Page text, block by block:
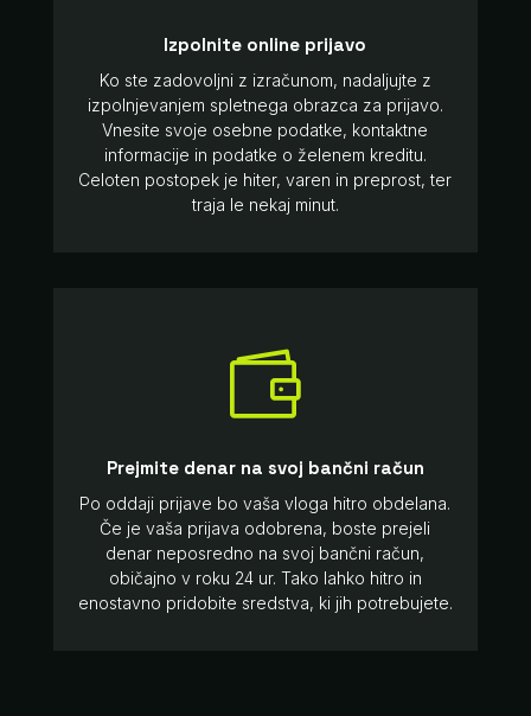
Izpolnite online prijavo
Ko ste zadovoljni z izračunom, nadaljujte z
izpolnjevanjem spletnega obrazca za prijavo.
Vnesite svoje osebne podatke, kontaktne
informacije in podatke o želenem kreditu.
Celoten postopek je hiter, varen in preprost, ter
traja le nekaj minut.

Prejmite denar na svoj bančni račun
Po oddaji prijave bo vaša vloga hitro obdelana.
Če je vaša prijava odobrena, boste prejeli
denar neposredno na svoj bančni račun,
običajno v roku 24 ur. Tako lahko hitro in
enostavno pridobite sredstva, ki jih potrebujete.